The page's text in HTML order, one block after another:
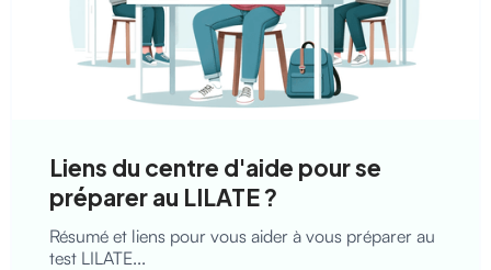
Liens du centre d'aide pour se
préparer au LILATE ?
Résumé et liens pour vous aider à vous préparer au
test LILATE...